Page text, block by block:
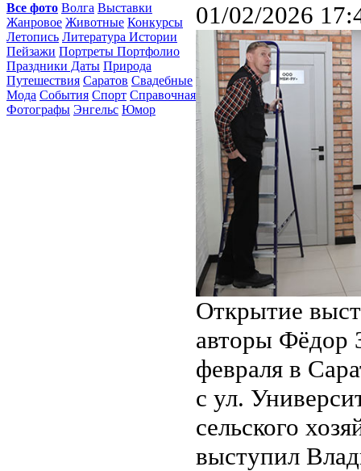
Все фото Волга Выставки
Жанровое Животные Конкурсы
Летопись Литература Истории
Пейзажи Портреты Портфолио
Праздники Даты Природа
Путешествия Саратов Свадебные
Мода События Спорт Справочная
Фотографы Энгельс Юмор
01/02/2026
Открытие
авторы Фёдор
февраля в
с ул.
сельского
выступил